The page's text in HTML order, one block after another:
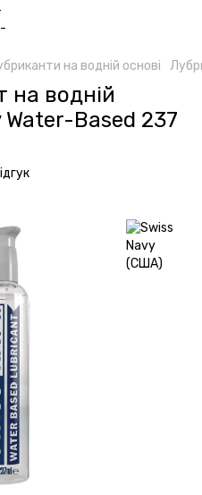
на водній основі
на водній
Water-Based 237